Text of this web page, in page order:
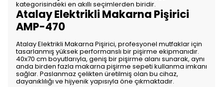
kategorisindeki en akıllı seçimlerden biridir.
Atalay Elektrikli Makarna Pişirici
AMP-470
Atalay Elektrikli Makarna Pişirici, profesyonel mutfaklar için
tasarlanmış yüksek performanslı bir pişirme ekipmanıdır.
40x70 cm boyutlarıyla, geniş bir pişirme alanı sunarak, aynı
anda birden fazla makarna pişirme sepeti kullanma imkanı
sağlar. Paslanmaz çelikten üretilmiş olan bu cihaz,
dayanıklılığı ve hijyenik yapısıyla öne çıkmaktadır.